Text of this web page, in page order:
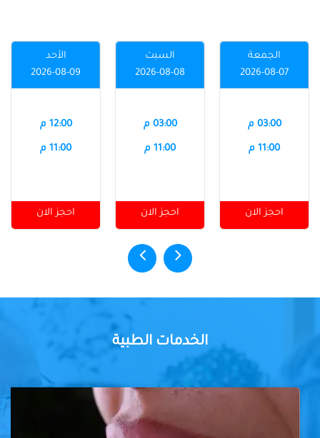
الجمعة
2026-08-07
03:00 م
11:00 م
احجز الان
السبت
2026-08-08
03:00 م
11:00 م
احجز الان
الأحد
2026-08-09
12:00 م
11:00 م
احجز الان
الخدمات الطبية